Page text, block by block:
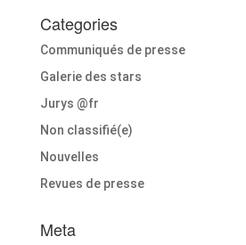
Categories
Communiqués de presse
Galerie des stars
Jurys @fr
Non classifié(e)
Nouvelles
Revues de presse
Meta